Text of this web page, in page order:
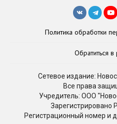
Политика обработки
Обратиться
Сетевое издание:
Все права
Учредитель: ООО
Зарегистрировано
Регистрационный номер и